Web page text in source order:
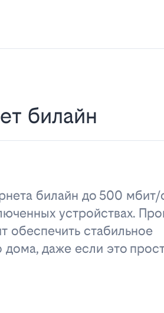
билайн
билайн до 500 мбит/
устройствах.
обеспечить стабильное
дома, даже если это